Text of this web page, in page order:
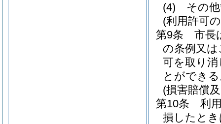
(4)
その
(利用許可
第9条
市長
の条例又
可を取り
とができ
(損害賠償
第10条
利
損したと